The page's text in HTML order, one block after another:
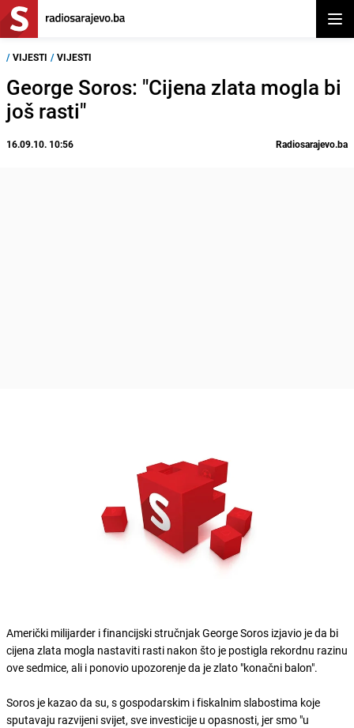
/ VIJESTI / VIJESTI
George Soros: "Cijena zlata mogla bi
još rasti"
16.09.10. 10:56 Radiosarajevo.ba
Američki milijarder i financijski stručnjak George Soros izjavio je da bi
cijena zlata mogla nastaviti rasti nakon što je postigla rekordnu razinu
ove sedmice, ali i ponovio upozorenje da je zlato "konačni balon".
Soros je kazao da su, s gospodarskim i fiskalnim slabostima koje
sputavaju razvijeni svijet, sve investicije u opasnosti, jer smo "u